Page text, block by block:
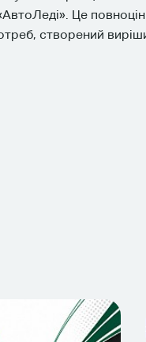
Це
створений